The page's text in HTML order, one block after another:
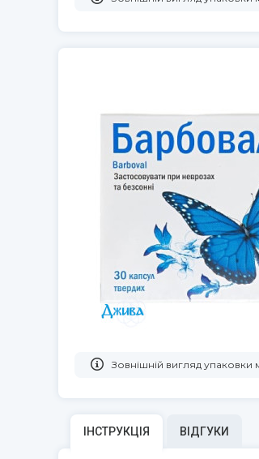
Зовнішній вигляд упаковки
ІНСТРУКЦІЯ ВІДГУКИ